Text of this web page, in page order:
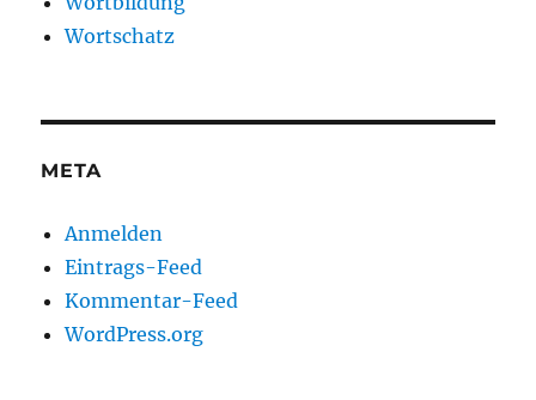
Wortschatz
META
Anmelden
Eintrags-Feed
Kommentar-Feed
WordPress.org